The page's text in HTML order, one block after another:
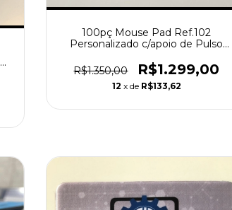
100pç Mouse Pad Ref.102
Personalizado c/apoio de Pulso
R$1.350,00
R$1.299,00
12 x de R$133,62